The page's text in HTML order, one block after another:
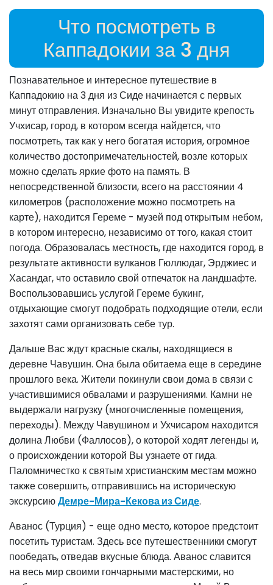
Что посмотреть в
Каппадокии за 3 дня
Познавательное и интересное путешествие в
Каппадокию на 3 дня из Сиде начинается с первых
минут отправления. Изначально Вы увидите крепость
Учхисар, город, в котором всегда найдется, что
посмотреть, так как у него богатая история, огромное
количество достопримечательностей, возле которых
можно сделать яркие фото на память. В
непосредственной близости, всего на расстоянии 4
километров (расположение можно посмотреть на
карте), находится Гереме - музей под открытым небом,
в котором интересно, независимо от того, какая стоит
погода. Образовалась местность, где находится город, в
результате активности вулканов Гюллюдаг, Эрджиес и
Хасандаг, что оставило свой отпечаток на ландшафте.
Воспользовавшись услугой Гереме букинг,
отдыхающие смогут подобрать подходящие отели, если
захотят сами организовать себе тур.
Дальше Вас ждут красные скалы, находящиеся в
деревне Чавушин. Она была обитаема еще в середине
прошлого века. Жители покинули свои дома в связи с
участившимися обвалами и разрушениями. Камни не
выдержали нагрузку (многочисленные помещения,
переходы). Между Чавушином и Ухчисаром находится
долина Любви (Фаллосов), о которой ходят легенды и,
о происхождении которой Вы узнаете от гида.
Паломничестко к святым христианским местам можно
также совершить, отправившись на историческую
экскурсиюДемре-Мира-Кекова из Сиде.
Аванос (Турция) - еще одно место, которое предстоит
посетить туристам. Здесь все путешественники смогут
пообедать, отведав вкусные блюда. Аванос славится
на весь мир своими гончарными мастерскими, но